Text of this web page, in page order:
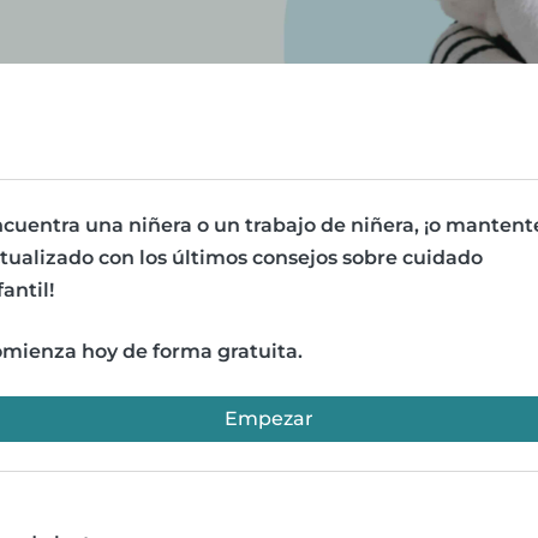
una niñera o un trabajo de niñera, ¡o
con los últimos consejos sobre cuidado
hoy de forma gratuita.
Empezar